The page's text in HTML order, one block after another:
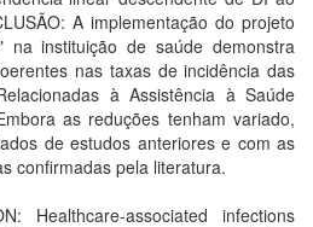
A implementação do projeto
na instituição de saúde demonstra
nas taxas de incidência das
à Assistência à Saúde
as reduções tenham variado,
de estudos anteriores e com as
confirmadas pela literatura.
Healthcare-associated infections